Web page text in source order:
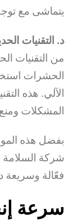
يتماشى مع
د. التقنيات
من التقنيات
الحشرات
الآلي. هذه
المشكلات
بفضل هذه
شركة السلامة
فعّالة وسريعة
سرعة